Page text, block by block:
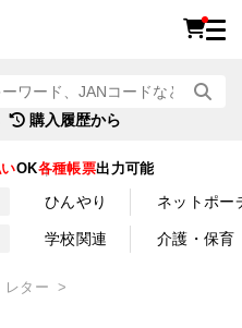
購入履歴から
OK各種帳票出力可能
ひんやり ネットポー
学校関連 介護・保育
レター